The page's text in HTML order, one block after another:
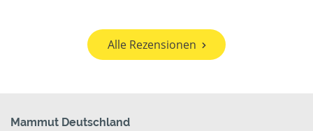
Alle Rezensionen
Mammut Deutschland